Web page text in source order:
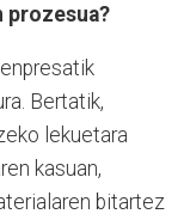
prozesua?
Bertatik,
lekuetara
kasuan,
bitartez